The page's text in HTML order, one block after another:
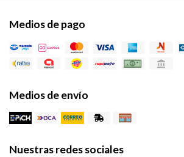
Medios de pago
Medios de envío
Nuestras redes sociales